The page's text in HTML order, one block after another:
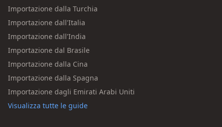
Importazione dalla Turchia
Importazione dall'Italia
Importazione dall'India
Importazione dal Brasile
Importazione dalla Cina
Importazione dalla Spagna
Importazione dagli Emirati Arabi Uniti
Visualizza tutte le guide